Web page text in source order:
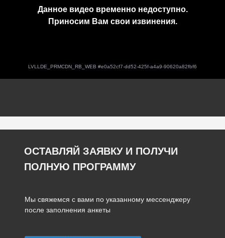
ОСТАВЛЯЙ ЗАЯВКУ И ПОЛУЧИ
ПОЛНУЮ ПРОГРАММУ
Мы свяжемся с вами по указанному мессенджеру
после заполнения анкеты